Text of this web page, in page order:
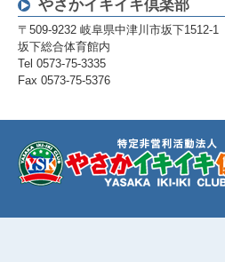
やさかイキイキ倶楽部
〒509-9232 岐阜県中津川市坂下1512-1
坂下総合体育館内
Tel 0573-75-3335
Fax 0573-75-5376